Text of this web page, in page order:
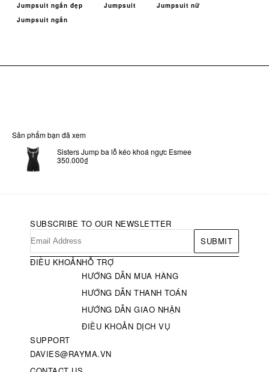
Jumpsuit ngắn đẹp
Jumpsuit
Jumpsuit nữ
Jumpsuit ngắn
Sản phẩm bạn đã xem
Sisters Jump ba lỗ kéo khoá ngực Esmee
350.000₫
SUBSCRIBE TO OUR NEWSLETTER
SUBMIT
ĐIỀU KHOẢNHỖ TRỢ
HƯỚNG DẪN MUA HÀNG
HƯỚNG DẪN THANH TOÁN
HƯỚNG DẪN GIAO NHẬN
ĐIỀU KHOẢN DỊCH VỤ
SUPPORT
DAVIES@RAYMA.VN